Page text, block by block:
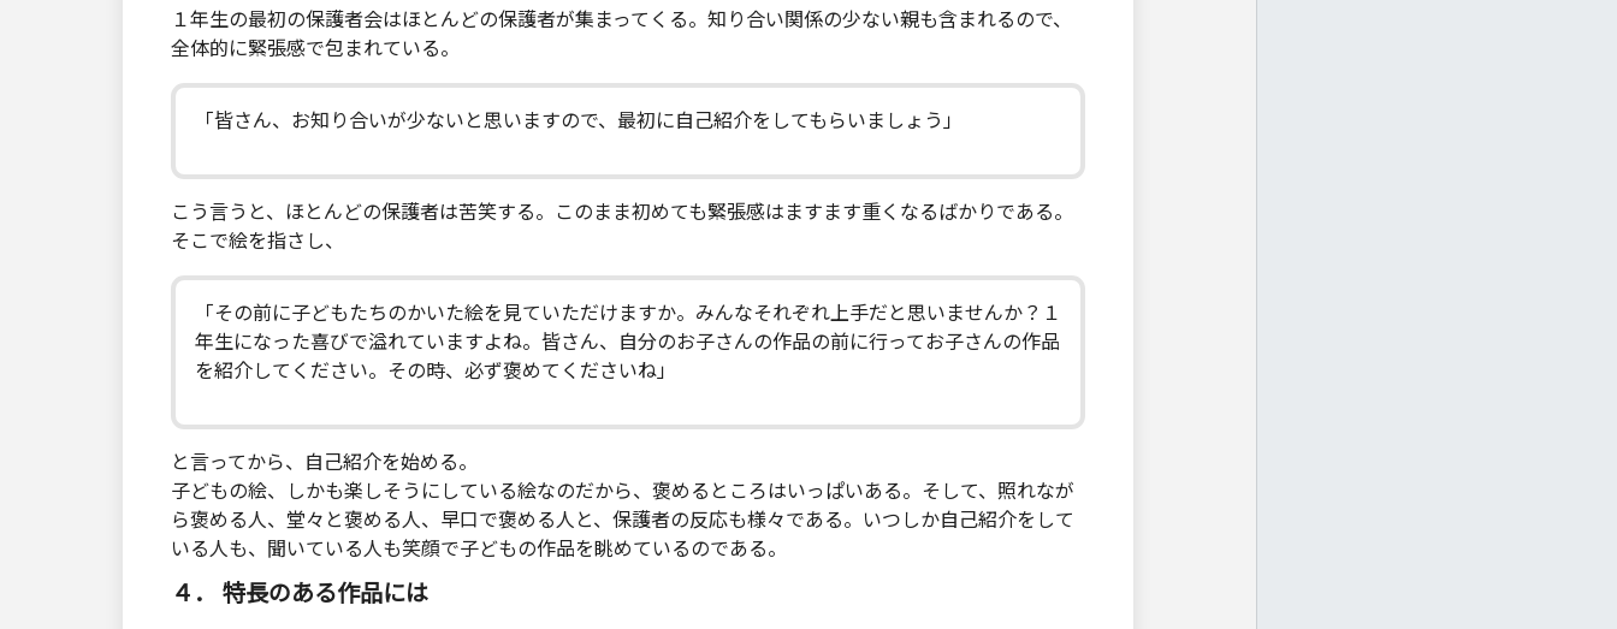
１年生の最初の保護者会はほとんどの保護者が集まってくる。知り合い関係の少ない親も含まれるので、
全体的に緊張感で包まれている。
「皆さん、お知り合いが少ないと思いますので、最初に自己紹介をしてもらいましょう」
こう言うと、ほとんどの保護者は苦笑する。このまま初めても緊張感はますます重くなるばかりである。
そこで絵を指さし、
「その前に子どもたちのかいた絵を見ていただけますか。みんなそれぞれ上手だと思いませんか？１
年生になった喜びで溢れていますよね。皆さん、自分のお子さんの作品の前に行ってお子さんの作品
を紹介してください。その時、必ず褒めてくださいね」
と言ってから、自己紹介を始める。
子どもの絵、しかも楽しそうにしている絵なのだから、褒めるところはいっぱいある。そして、照れなが
ら褒める人、堂々と褒める人、早口で褒める人と、保護者の反応も様々である。いつしか自己紹介をして
いる人も、聞いている人も笑顔で子どもの作品を眺めているのである。
４． 特長のある作品には